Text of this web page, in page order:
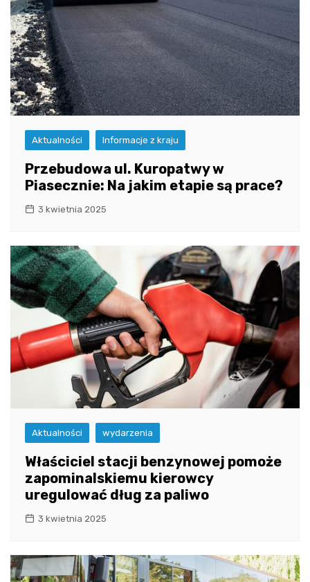
Aktualności Informacje z kraju
Przebudowa ul. Kuropatwy w
Piasecznie: Na jakim etapie są prace?
3 kwietnia 2025
Aktualności wydarzenia
Właściciel stacji benzynowej pomoże
zapominalskiemu kierowcy
uregulować dług za paliwo
3 kwietnia 2025